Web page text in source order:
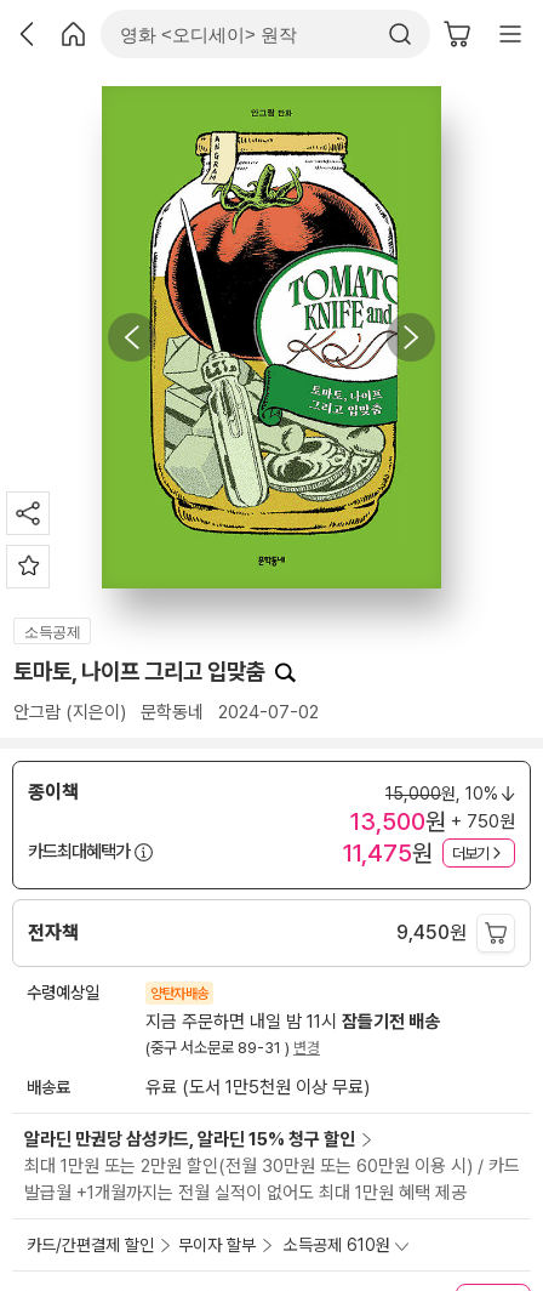
소득공제
토마토, 나이프 그리고 입맞춤
안그람 (지은이) 문학동네 2024-07-02
종이책 15,000원, 10%
13,500원 + 750원
카드최대혜택가
11,475원 더보기
전자책 9,450원
수령예상일 양탄자배송
지금 주문하면 내일 밤 11시 잠들기전 배송
(중구 서소문로 89-31 ) 변경
배송료 유료 (도서 1만5천원 이상 무료)
알라딘 만권당 삼성카드, 알라딘 15% 청구 할인
최대 1만원 또는 2만원 할인(전월 30만원 또는 60만원 이용 시) / 카드
발급월 +1개월까지는 전월 실적이 없어도 최대 1만원 혜택 제공
카드/간편결제 할인 무이자 할부 소득공제 610원